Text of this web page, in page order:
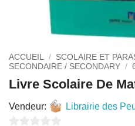
ACCUEIL / SCOLAIRE ET
SECONDAIRE / SECONDARY /
Livre Scolaire De
Vendeur: Librairie des